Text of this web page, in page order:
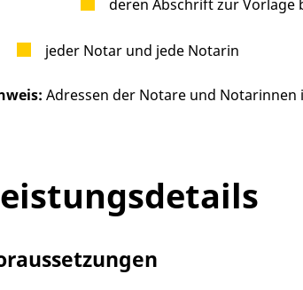
deren Abschrift zur Vorlage
jeder Notar und jede Notarin
Adressen der Notare und